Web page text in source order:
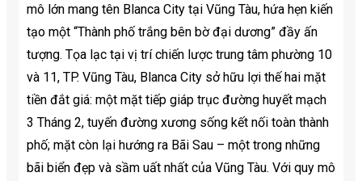
mô lớn mang tên Blanca City tại Vũng Tàu, hứa hẹn kiến
tạo một “Thành phố trắng bên bờ đại dương” đầy ấn
tượng. Tọa lạc tại vị trí chiến lược trung tâm phường 10
và 11, TP. Vũng Tàu, Blanca City sở hữu lợi thế hai mặt
tiền đắt giá: một mặt tiếp giáp trục đường huyết mạch
3 Tháng 2, tuyến đường xương sống kết nối toàn thành
phố; mặt còn lại hướng ra Bãi Sau – một trong những
bãi biển đẹp và sầm uất nhất của Vũng Tàu. Với quy mô